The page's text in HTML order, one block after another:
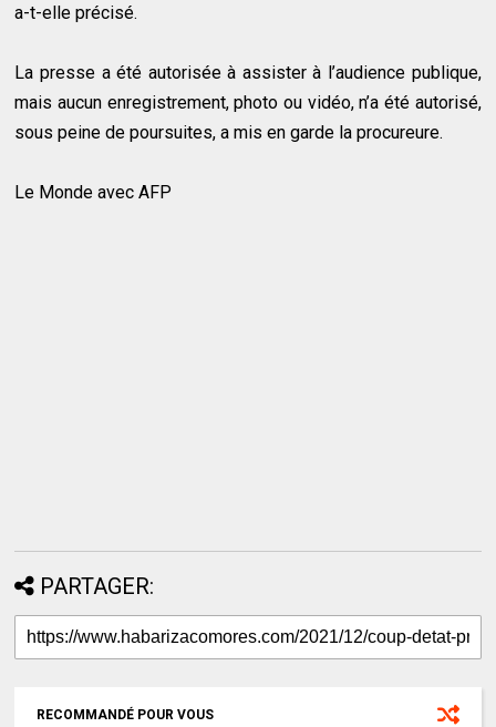
a-t-elle précisé.
La presse a été autorisée à assister à l’audience publique,
mais aucun enregistrement, photo ou vidéo, n’a été autorisé,
sous peine de poursuites, a mis en garde la procureure.
Le Monde avec AFP
PARTAGER:
RECOMMANDÉ POUR VOUS